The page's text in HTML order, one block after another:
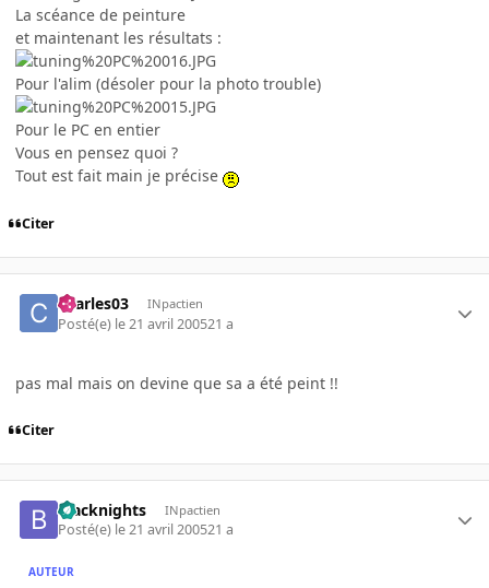
La scéance de peinture
et maintenant les résultats :
Pour l'alim (désoler pour la photo trouble)
Pour le PC en entier
Vous en pensez quoi ?
Tout est fait main je précise
Citer
charles03 INpactien
Posté(e) le 21 avril 200521 a
pas mal mais on devine que sa a été peint !!
Citer
blacknights INpactien
Posté(e) le 21 avril 200521 a
AUTEUR